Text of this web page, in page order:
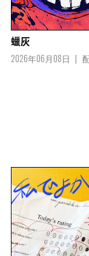
蠟灰
2026年06月08日